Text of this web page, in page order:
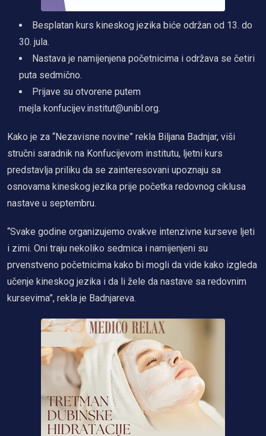
Besplatan kurs kineskog jezika biće održan od 13. do
30. jula.
Nastava je namijenjena početnicima i održava se četiri
puta sedmično.
Prijave su otvorene putem
mejla konfucijev.institut@unibl.org.
Kako je za “Nezavisne novine” rekla Biljana Badnjar, viši
stručni saradnik na Konfucijevom institutu, ljetni kurs
predstavlja priliku da se zainteresovani upoznaju sa
osnovama kineskog jezika prije početka redovnog ciklusa
nastave u septembru.
“Svake godine organizujemo ovakve intenzivne kurseve ljeti
i zimi. Oni traju nekoliko sedmica i namijenjeni su
prvenstveno početnicima kako bi mogli da vide kako izgleda
učenje kineskog jezika i da li žele da nastave sa redovnim
kursevima”, rekla je Badnjareva.